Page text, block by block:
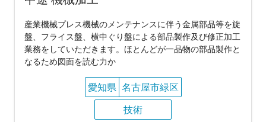
産業機械プレス機械のメンテナンスに伴う金属部品等を旋
盤、フライス盤、横中ぐり盤による部品製作及び修正加工
業務をしていただきます。ほとんどが一品物の部品製作と
なるため図面を読む力か
愛知県 名古屋市緑区
技術